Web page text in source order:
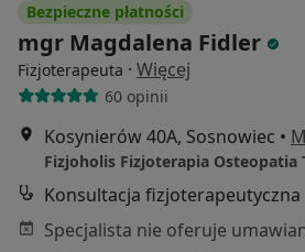
Bezpieczne płatności
mgr Magdalena Fidler
Fizjoterapeuta · Więcej
60 opinii
Kosynierów 40A, Sosnowiec •
Fizjoholis Fizjoterapia Osteopatia
Konsultacja fizjoterapeutyczna